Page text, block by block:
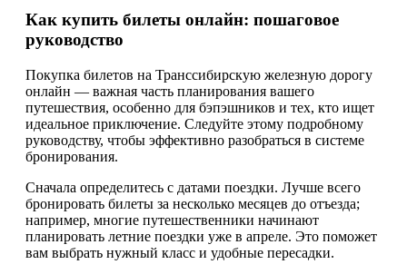
Как купить билеты онлайн: пошаговое
руководство
Покупка билетов на Транссибирскую железную дорогу
онлайн — важная часть планирования вашего
путешествия, особенно для бэпэшников и тех, кто ищет
идеальное приключение. Следуйте этому подробному
руководству, чтобы эффективно разобраться в системе
бронирования.
Сначала определитесь с датами поездки. Лучше всего
бронировать билеты за несколько месяцев до отъезда;
например, многие путешественники начинают
планировать летние поездки уже в апреле. Это поможет
вам выбрать нужный класс и удобные пересадки.